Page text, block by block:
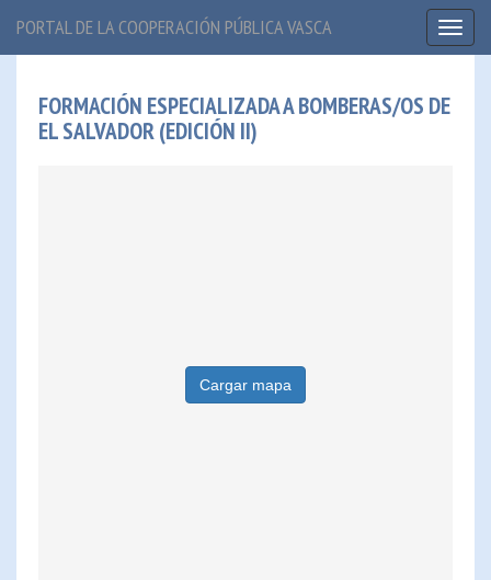
PORTAL DE LA COOPERACIÓN PÚBLICA VASCA
FORMACIÓN ESPECIALIZADA A BOMBERAS/OS DE
EL SALVADOR (EDICIÓN II)
Cargar mapa